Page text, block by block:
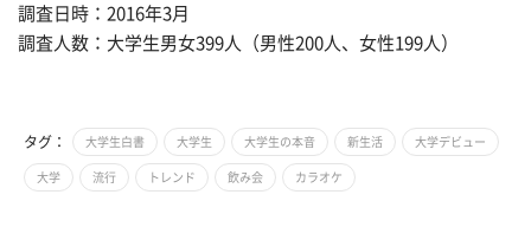
調査日時：2016年3月
調査人数：大学生男女399人（男性200人、女性199人）
タグ： 大学生白書 大学生 大学生の本音 新生活 大学デビュー
大学 流行 トレンド 飲み会 カラオケ